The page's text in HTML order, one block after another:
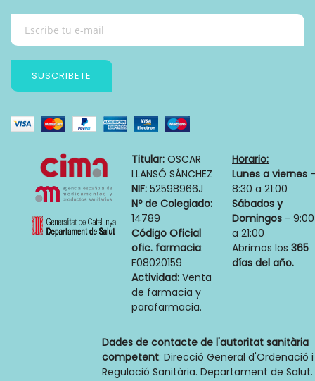
SUSCRIBETE
Titular: OSCAR
LLANSÓ SÁNCHEZ
NIF: 52598966J
Nº de Colegiado:
14789
Código Oficial
ofic. farmacia:
F08020159
Actividad: Venta
de farmacia y
parafarmacia.
Horario:
Lunes a viernes -
8:30 a 21:00
Sábados y
Domingos - 9:00
a 21:00
Abrimos los 365
días del año.
Dades de contacte de l'autoritat sanitària
competent: Direcció General d'Ordenació i
Regulació Sanitària. Departament de Salut.